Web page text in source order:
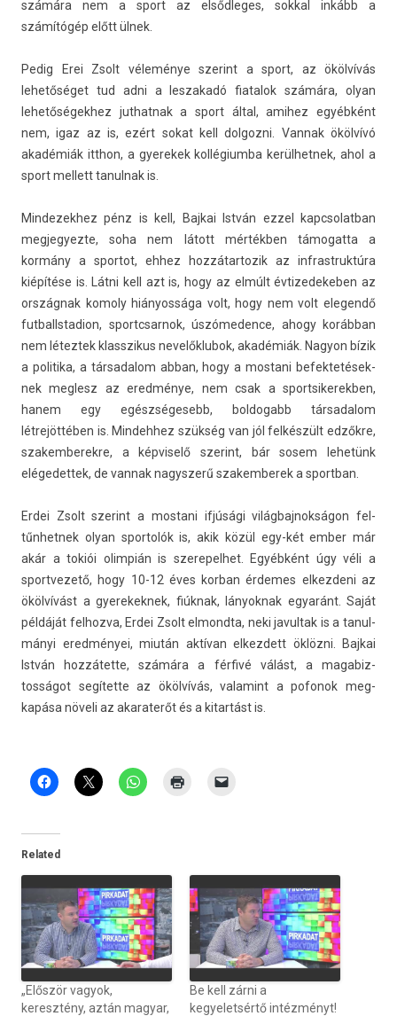
számára nem a sport az el­sődleges, sokk­al inkább a
számítógép előtt ülnek.
Pedig Erei Zsolt véleménye szerint a sport, az ökölvívás
lehetőséget tud adni a les­zakadó fiatalok számára, olyan
lehetőségek­hez jut­hatnak a sport által, amihez egyébként
nem, igaz az is, ezért sokat kell dol­gozni. Van­nak ökölvívó
akadémiák itthon, a gyerekek kol­légium­ba kerül­hetnek, ahol a
sport mel­lett tanul­nak is.
Min­dezek­hez pénz is kell, Baj­kai István ezzel kapcsolat­ban
meg­jegyez­te, soha nem látott mértékben támogat­ta a
kormány a spor­tot, ehhez hoz­zátar­tozik az in­frastruk­túra
kiépítése is. Látni kell azt is, hogy az elmúlt évtizedekeb­en az
országnak komo­ly hiányossága volt, hogy nem volt elegendő
fut­ballstad­ion, sportcsar­nok, úszómed­ence, ahogy korábban
nem létez­tek klasszikus nevelők­lubok, akadémiák. Nagyon bízik
a politika, a tár­sadalom abban, hogy a mos­tani be­fek­tetések­
nek meg­lesz az eredménye, nem csak a sportsikerekb­en,
hanem egy egészségesebb, bol­dogabb tár­sadalom
létrejöttében is. Min­dehhez szükség van jól felkészült edzőkre,
szakem­berek­re, a kép­viselő szerint, bár sosem lehetünk
elégedet­tek, de van­nak nagysz­erű szakem­berek a sportban.
Erdei Zsolt szerint a mos­tani ifjúsági világ­bajnok­ságon fel­
tűnhet­nek olyan spor­tolók is, akik közül egy-két ember már
akár a tokiói olim­pián is szerepel­het. Egyébként úgy véli a
sportvezető, hogy 10-12 éves kor­ban érdemes el­kezdeni az
ökölvívást a gyerekek­nek, fiúknak, lányok­nak egyaránt. Saját
példáját fel­hozva, Erdei Zsolt el­mondta, neki javul­tak is a tanul­
mányi eredményei, miután aktívan el­kezdett öklözni. Baj­kai
István hozzátette, számára a férfivé válást, a magabiz­
tosságot segítette az ökölvívás, valamint a pofonok meg­
kapása növeli az akaraterőt és a kitar­tást is.
Related
„Először vagyok,
keresztény, aztán magyar,
Be kell zárni a
kegyeletsértő intézményt!